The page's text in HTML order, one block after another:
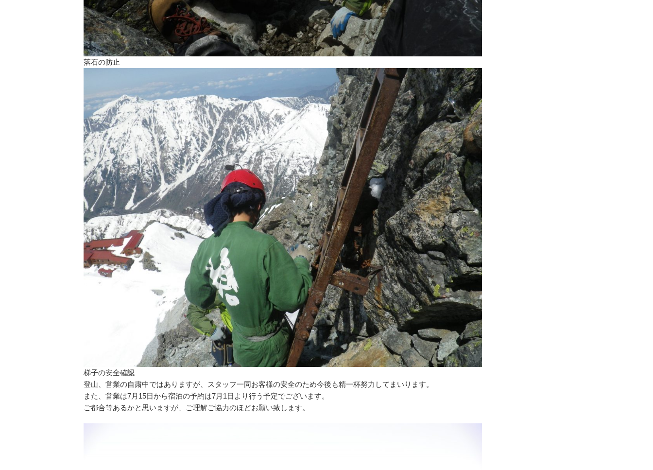
落石の防止
梯子の安全確認
登山、営業の自粛中ではありますが、スタッフ一同お客様の安全のため今後も精一杯努力してまいります。
また、営業は7月15日から宿泊の予約は7月1日より行う予定でございます。
ご都合等あるかと思いますが、ご理解ご協力のほどお願い致します。